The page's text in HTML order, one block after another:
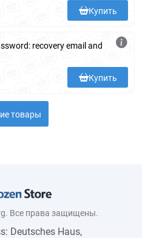
Купить
recovery email and
Купить
товары
Все права защищены.
Deutsches Haus,